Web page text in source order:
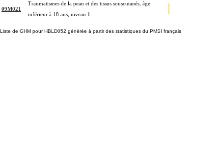
09M021
Traumatismes de la peau et des tissus souscutanés, âge
inférieur à 18 ans, niveau 1
Liste de GHM pour HBLD052 générée à partir des statistiques du PMSI français